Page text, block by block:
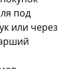
под
или через